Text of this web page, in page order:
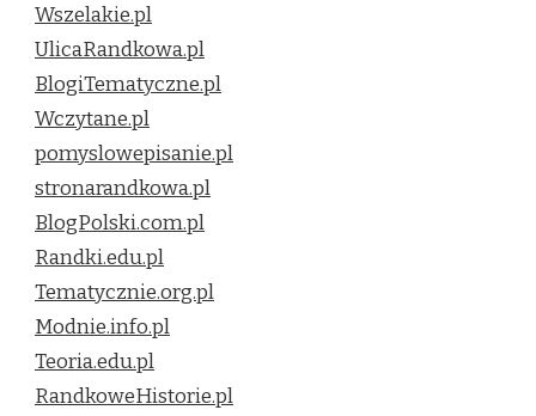
Wszelakie.pl
UlicaRandkowa.pl
BlogiTematyczne.pl
Wczytane.pl
pomyslowepisanie.pl
stronarandkowa.pl
BlogPolski.com.pl
Randki.edu.pl
Tematycznie.org.pl
Modnie.info.pl
Teoria.edu.pl
RandkoweHistorie.pl